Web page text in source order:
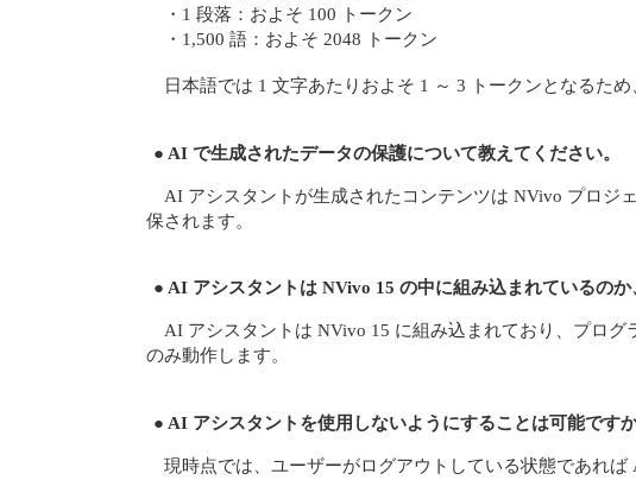
・1 段落：およそ 100 トークン
・1,500 語：およそ 2048 トークン
日本語では 1 文字あたりおよそ 1 ～ 3 トークンとなるた
● AI で生成されたデータの保護について教えてください。
AI アシスタントが生成されたコンテンツは NVivo プロジ
保されます。
● AI アシスタントは NVivo 15 の中に組み込まれているの
AI アシスタントは NVivo 15 に組み込まれており、プロ
のみ動作します。
● AI アシスタントを使用しないようにすることは可能です
現時点では、ユーザーがログアウトしている状態であれば